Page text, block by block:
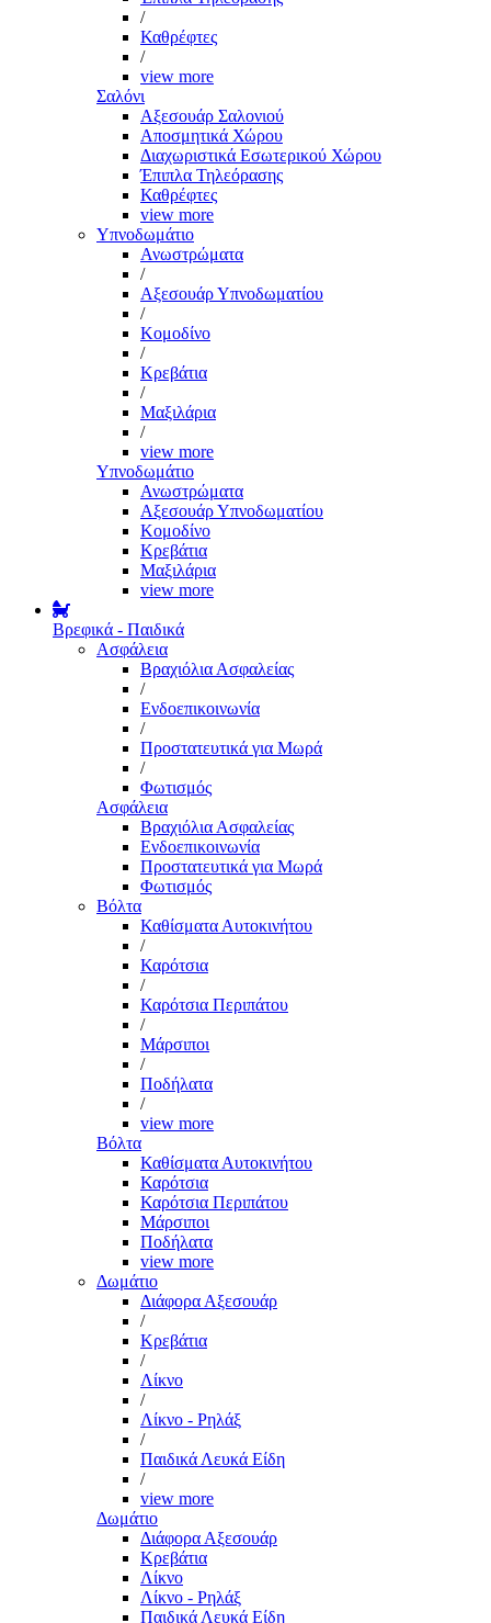
/
Καθρέφτες
/
view more
Σαλόνι
Αξεσουάρ Σαλονιού
Αποσμητικά Χώρου
Διαχωριστικά Εσωτερικού Χώρου
Έπιπλα Τηλεόρασης
Καθρέφτες
view more
Υπνοδωμάτιο
Ανωστρώματα
/
Αξεσουάρ Υπνοδωματίου
/
Κομοδίνο
/
Κρεβάτια
/
Μαξιλάρια
/
view more
Υπνοδωμάτιο
Ανωστρώματα
Αξεσουάρ Υπνοδωματίου
Κομοδίνο
Κρεβάτια
Μαξιλάρια
view more
Βρεφικά - Παιδικά
Ασφάλεια
Βραχιόλια Ασφαλείας
/
Ενδοεπικοινωνία
/
Προστατευτικά για Μωρά
/
Φωτισμός
Ασφάλεια
Βραχιόλια Ασφαλείας
Ενδοεπικοινωνία
Προστατευτικά για Μωρά
Φωτισμός
Βόλτα
Καθίσματα Αυτοκινήτου
/
Καρότσια
/
Καρότσια Περιπάτου
/
Μάρσιποι
/
Ποδήλατα
/
view more
Βόλτα
Καθίσματα Αυτοκινήτου
Καρότσια
Καρότσια Περιπάτου
Μάρσιποι
Ποδήλατα
view more
Δωμάτιο
Διάφορα Αξεσουάρ
/
Κρεβάτια
/
Λίκνο
/
Λίκνο - Ρηλάξ
/
Παιδικά Λευκά Είδη
/
view more
Δωμάτιο
Διάφορα Αξεσουάρ
Κρεβάτια
Λίκνο
Λίκνο - Ρηλάξ
Παιδικά Λευκά Είδη